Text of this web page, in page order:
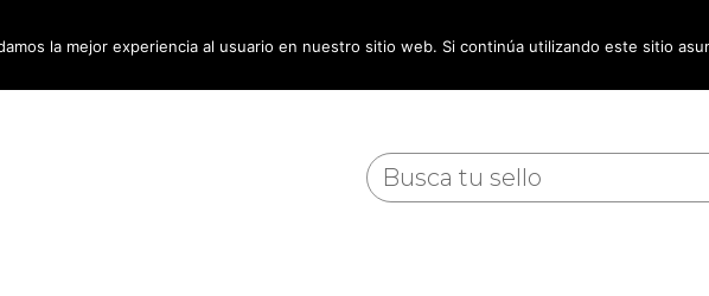
Buscar
la mejor experiencia al usuario en nuestro sitio web. Si continúa utilizando este sitio